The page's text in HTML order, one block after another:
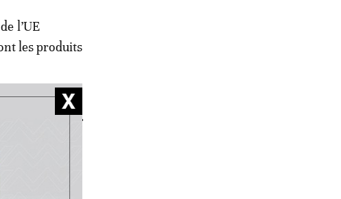
l’UE
les produits